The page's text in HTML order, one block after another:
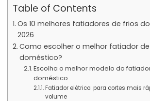
Table of Contents
Os 10 melhores fatiadores de frios
2026
Como escolher o melhor fatiador
doméstico?
Escolha o melhor modelo do
doméstico
Fatiador elétrico: para cortes mais
volume